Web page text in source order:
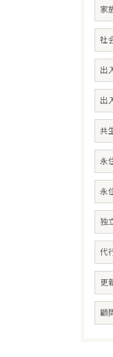
家
社
出
出
共
永
永
独
代
更
顧